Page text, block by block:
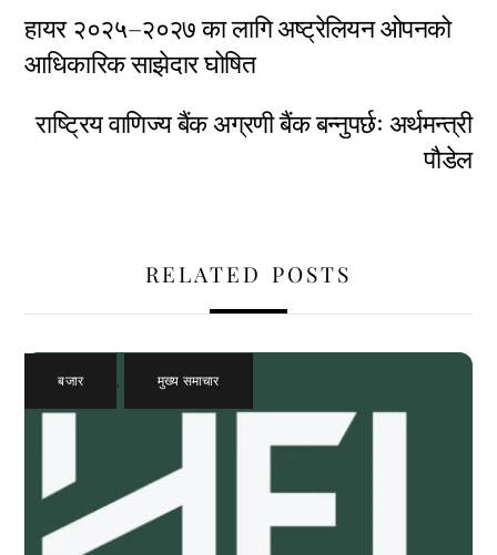
हायर २०२५–२०२७ का लागि अष्ट्रेलियन ओपनको
आधिकारिक साझेदार घोषित
राष्ट्रिय वाणिज्य बैंक अग्रणी बैंक बन्नुपर्छः अर्थमन्त्री
पौडेल
RELATED POSTS
बजार , मुख्य समाचार